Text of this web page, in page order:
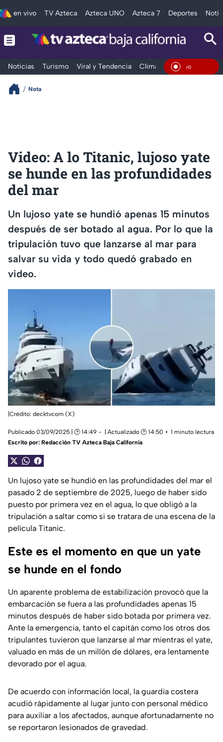
en vivo TV Azteca Azteca UNO Azteca 7 Deportes
Noticias Turismo Viral y Tendencia Clima Deportes En
Nota
Video: A lo Titanic, lujoso yate
se hunde en las profundidades
del mar
Un lujoso yate se hundió apenas 15 minutos
después de ser botado al agua. Por lo que la
tripulación tuvo que lanzarse al mar para
salvar su vida y todo quedó grabado en
video.
|Crédito: decktvcom (X)
Publicado 03/09/2025 | 🕑 14:49 | Actualizado 🕑 14:50
1 minuto lectura
Escrito por: Redacción TV Azteca Baja California
Un lujoso yate se hundió en las profundidades del mar el
pasado 2 de septiembre de 2025, luego de haber sido
puesto por primera vez en el agua, lo que obligó a la
tripulación a saltar como si se tratara de una escena de la
película Titanic.
Este es el momento en que un yate
se hunde en el fondo
Un aparente problema de estabilización provocó que la
embarcación se fuera a las profundidades apenas 15
minutos después de haber sido botada por primera vez.
Ante la emergencia, tanto el capitán como los otros dos
tripulantes tuvieron que lanzarse al mar mientras el yate,
valuado en más de un millón de dólares, era lentamente
devorado por el agua.
De acuerdo con información local, la guardia costera
acudió rápidamente al lugar junto con personal médico
para auxiliar a los afectados, aunque afortunadamente no
se reportaron lesionados de gravedad.